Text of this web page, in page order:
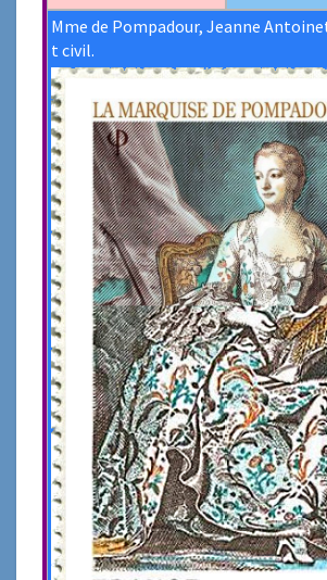
Mme de Pompadour, Jeanne
t civil.